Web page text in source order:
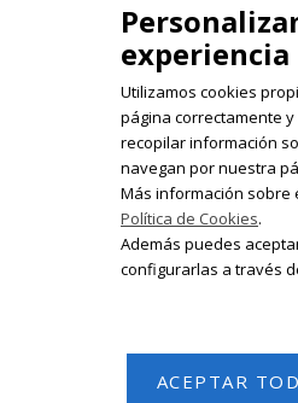
Registrate en
noticias
experiencia
Utilizamos cookies
página correctamente
recopilar información
navegan por nuestra
Más información sobre
Política de Cookies.
Además puedes
configurarlas a través
ACEPTAR